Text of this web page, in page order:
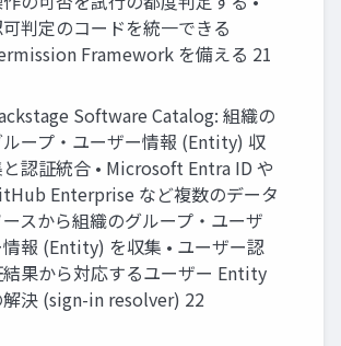
判定のコードを統一できる
Framework を備える 21
Software Catalog: 組織の
ループ・ユーザー情報 (Entity) 収
認証統合 • Microsoft Entra ID や
Enterprise など複数のデータ
ースから組織のグループ・ユーザ
報 (Entity) を収集 • ユーザー認
結果から対応するユーザー Entity
解決 (sign-in resolver) 22